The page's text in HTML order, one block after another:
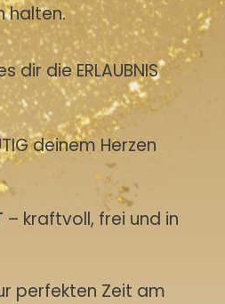
halten.
die ERLAUBNIS
deinem Herzen
– kraftvoll, frei und in
perfekten Zeit am